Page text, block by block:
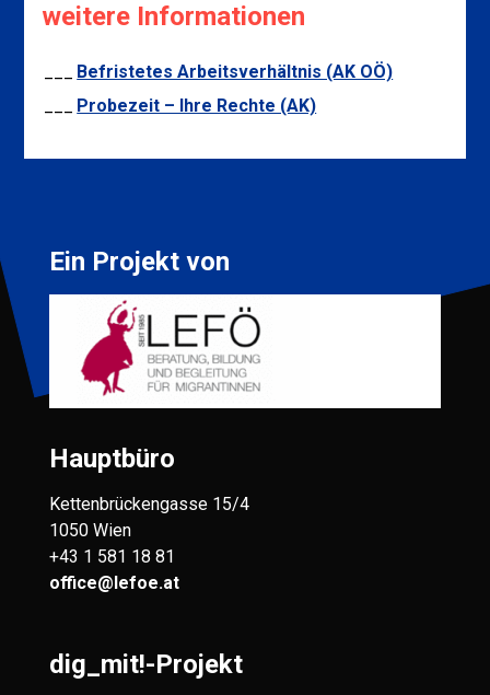
weitere Informationen
Befristetes Arbeits­ver­hältnis (AK OÖ)
Probezeit – Ihre Rechte (AK)
Ein Projekt von
Hauptbüro
Kettenbrückengasse 15/4
1050 Wien
+43 1 581 18 81
office@lefoe.at
dig_mit!-Projekt